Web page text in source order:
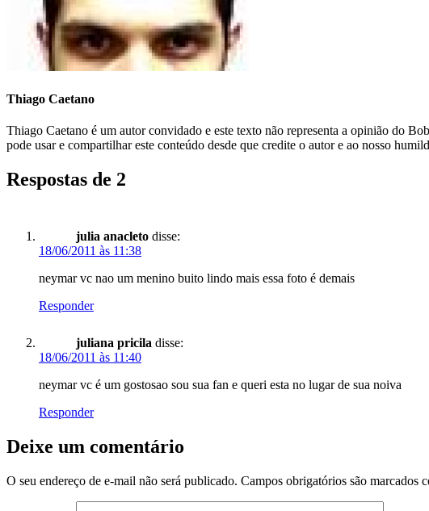
Thiago Caetano
Thiago Caetano é um autor convidado e este texto não representa a opinião do
pode usar e compartilhar este conteúdo desde que credite o autor e ao nosso
Respostas de 2
julia anacleto disse:
18/06/2011 às 11:38
neymar vc nao um menino buito lindo mais essa foto é demais
Responder
juliana pricila disse:
18/06/2011 às 11:40
neymar vc é um gostosao sou sua fan e queri esta no lugar de sua noiva
Responder
Deixe um comentário
O seu endereço de e-mail não será publicado. Campos obrigatórios são marcados